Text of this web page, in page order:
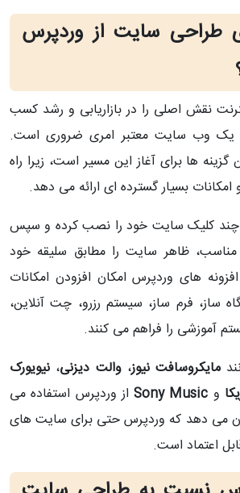
طراحی سایت از وردپرس
نقش اصلی را در بازاریابی و رشد کسب‌
یک وب‌ سایت معتبر امری ضروری است.
ها برای آغاز این مسیر است، زیرا راه‌
امکانات بسیار گسترده‌ ای ارائه می‌ دهد.
با چند کلیک سایت خود را نصب کرده و سپس
ظاهر سایت را مطابق سلیقه خود
های وردپرس امکان افزودن امکانات
ساز، فرم‌ ساز، سیستم رزرو، چت آنلاین،
آموزشی را فراهم می‌ کنند.
مایکروسافت نیوز، والت دیزنی، نیویورک
و
از وردپرس استفاده می‌
می‌ دهد که وردپرس حتی برای سایت‌ های
اعتماد است.